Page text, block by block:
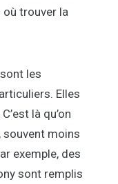
trouver la
les
Elles
là qu’on
souvent moins
exemple, des
sont remplis